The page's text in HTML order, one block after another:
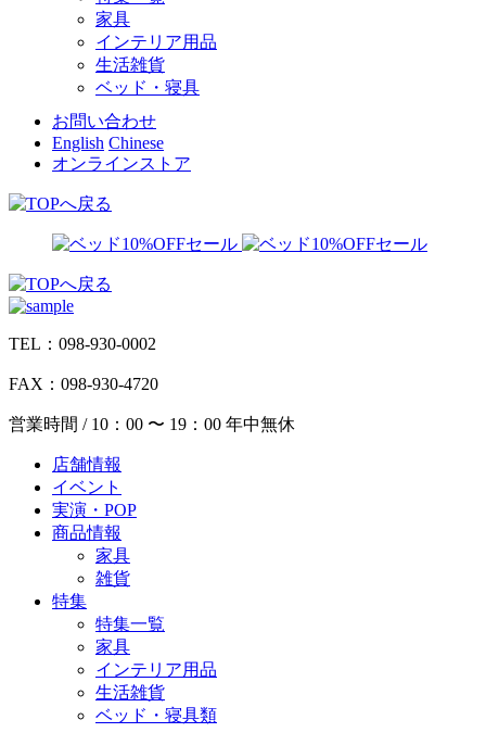
家具
インテリア用品
生活雑貨
ベッド・寝具
お問い合わせ
English Chinese
オンラインストア
TEL：098-930-0002
FAX：098-930-4720
営業時間 / 10：00 〜 19：00 年中無休
店舗情報
イベント
実演・POP
商品情報
家具
雑貨
特集
特集一覧
家具
インテリア用品
生活雑貨
ベッド・寝具類